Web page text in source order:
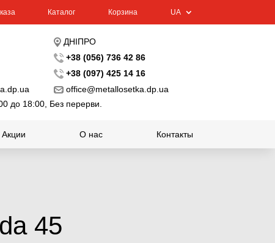
Каталог Корзина UA
ДНІПРО
+38 (056) 736 42 86
+38 (097) 425 14 16
office@metallosetka.dp.ua
до 18:00, Без перерви.
Акции О нас Контакты
45